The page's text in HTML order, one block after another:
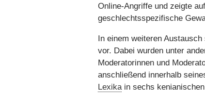
Online-Angriffe und zeigte
geschlechtsspezifische
In einem weiteren
vor. Dabei wurden unter
Moderatorinnen und
anschließend innerhalb
Lexikain sechs